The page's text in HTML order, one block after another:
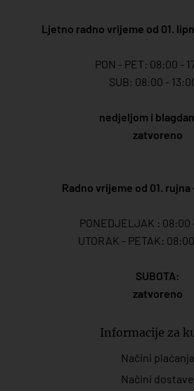
Ljetno radno vrijeme od 01.
PON - PET: 08:00 -
SUB: 08:00 -
nedjeljom i
zatvoreno
Radno vrijeme od 01. rujna
PONEDJELJAK : 08:00
UTORAK - PETAK:
SUBOTA:
zatvoreno
Informacije za
Načini plaćanja
Načini dostave